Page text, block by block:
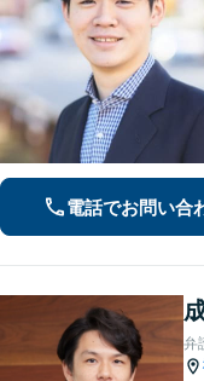
電話でお問い合
弁